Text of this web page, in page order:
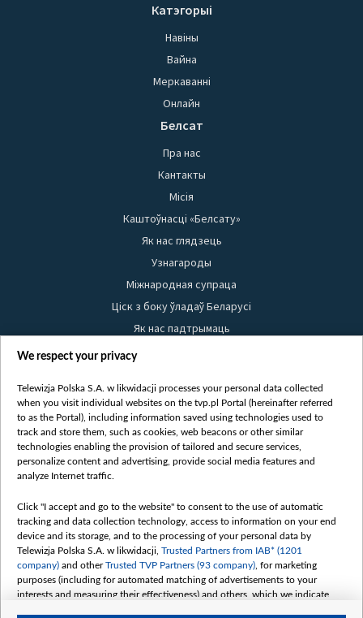
Катэгорыі
Навіны
Вайна
Меркаванні
Онлайн
Белсат
Пра нас
Кантакты
Місія
Каштоўнасці «Белсату»
Як нас глядзець
Узнагароды
Міжнародная супраца
Ціск з боку ўладаў Беларусі
Як нас падтрымаць
Правілы выкарыстання матэрыялаў
Бяспека
Youtube
Белсат news
Белсат Shorts
Жэстачайшы мульт
Belsat English
Biełsat PL
Белсат Now
Белсат History
We respect your privacy
Telewizja Polska S.A. w likwidacji processes your personal data collected
when you visit individual websites on the tvp.pl Portal (hereinafter referred
to as the Portal), including information saved using technologies used to
track and store them, such as cookies, web beacons or other similar
technologies enabling the provision of tailored and secure services,
personalize content and advertising, provide social media features and
analyze Internet traffic.
Click "I accept and go to the website" to consent to the use of automatic
tracking and data collection technology, access to information on your end
device and its storage, and to the processing of your personal data by
Telewizja Polska S.A. w likwidacji, Trusted Partners from IAB* (1201
company) and otherTrusted TVP Partners (93 company) , for marketing
purposes (including for automated matching of advertisements to your
interests and measuring their effectiveness) and others, which we indicate